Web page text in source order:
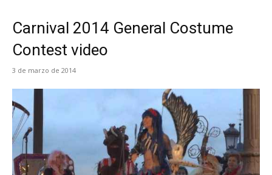
Carnival 2014 General Costume
Contest video
3 de marzo de 2014